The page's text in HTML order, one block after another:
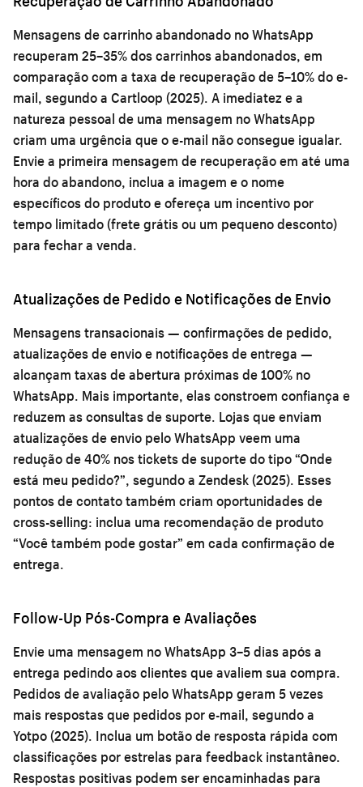
Mensagens de carrinho abandonado no WhatsApp
recuperam 25–35% dos carrinhos abandonados, em
comparação com a taxa de recuperação de 5–10% do e-
mail, segundo a Cartloop (2025). A imediatez e a
natureza pessoal de uma mensagem no WhatsApp
criam uma urgência que o e-mail não consegue igualar.
Envie a primeira mensagem de recuperação em até uma
hora do abandono, inclua a imagem e o nome
específicos do produto e ofereça um incentivo por
tempo limitado (frete grátis ou um pequeno desconto)
para fechar a venda.
Atualizações de Pedido e Notificações de Envio
Mensagens transacionais — confirmações de pedido,
atualizações de envio e notificações de entrega —
alcançam taxas de abertura próximas de 100% no
WhatsApp. Mais importante, elas constroem confiança e
reduzem as consultas de suporte. Lojas que enviam
atualizações de envio pelo WhatsApp veem uma
redução de 40% nos tickets de suporte do tipo “Onde
está meu pedido?”, segundo a Zendesk (2025). Esses
pontos de contato também criam oportunidades de
cross-selling: inclua uma recomendação de produto
“Você também pode gostar” em cada confirmação de
entrega.
Follow-Up Pós-Compra e Avaliações
Envie uma mensagem no WhatsApp 3–5 dias após a
entrega pedindo aos clientes que avaliem sua compra.
Pedidos de avaliação pelo WhatsApp geram 5 vezes
mais respostas que pedidos por e-mail, segundo a
Yotpo (2025). Inclua um botão de resposta rápida com
classificações por estrelas para feedback instantâneo.
Respostas positivas podem ser encaminhadas para